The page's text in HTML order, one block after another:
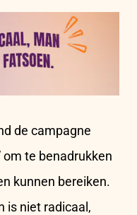
formulieren/
de campagne
om te benadrukken
kunnen bereiken.
is niet radicaal,